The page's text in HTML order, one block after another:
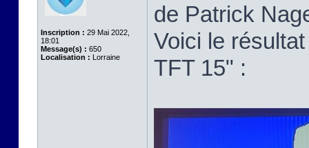
Inscription : 29 Mai 2022,
18:01
Message(s) : 650
Localisation : Lorraine
de Patrick
Voici le
TFT 15" :